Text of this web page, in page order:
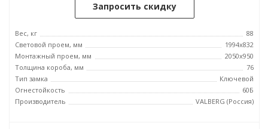
Запросить скидку
Вес, кг
88
Световой проем, мм
1994x832
Монтажный проем, мм
2050x950
Толщина короба, мм
76
Тип замка
Ключевой
Огнестойкость
60Б
Производитель
VALBERG (Россия)